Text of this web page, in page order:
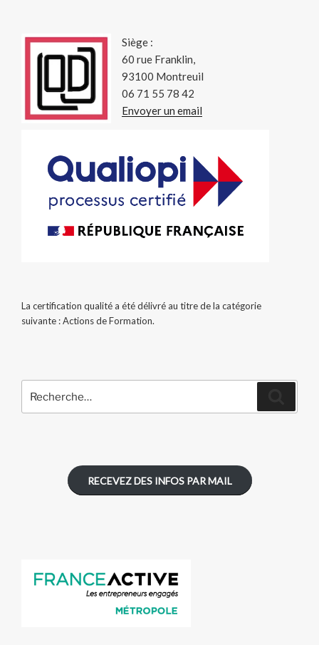
Siège :
60 rue Franklin,
93100 Montreuil
06 71 55 78 42
Envoyer un email
La certification qualité a été délivré au titre de la catégorie
suivante : Actions de Formation.
pour
RECEVEZ DES INFOS PAR MAIL